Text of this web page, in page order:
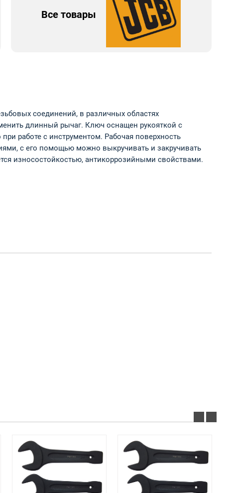
Все товары
соединений, в различных областях
длинный рычаг. Ключ оснащен рукояткой с
работе с инструментом. Рабочая поверхность
с его помощью можно выкручивать и закручивать
износостойкостью, антикоррозийными свойствами.